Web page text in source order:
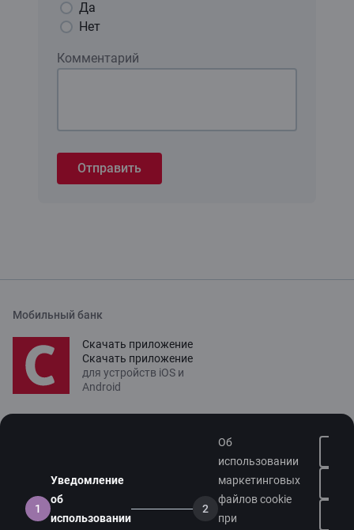
1
Уведомление
об
использовании
2
Об
использовании
маркетинговых
файлов cookie
при
Да
Нет
Комментарий
Отправить
Мобильный банк
Скачать приложение
Скачать приложение
для устройств iOS и
Android
Поддержка клиентов
Citadele